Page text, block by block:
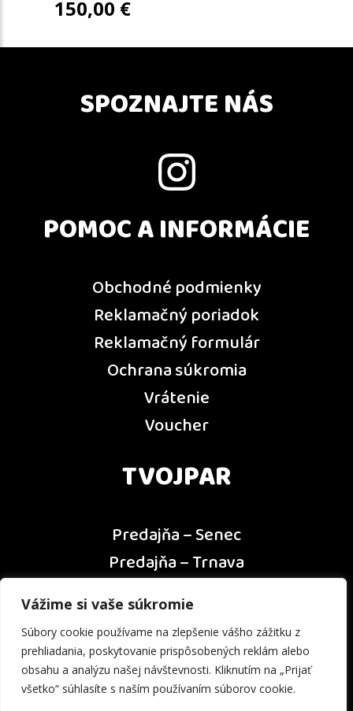
Vážime si vaše súkromie
Súbory cookie používame na zlepšenie vášho zážitku z
prehliadania, poskytovanie prispôsobených reklám alebo
obsahu a analýzu našej návštevnosti. Kliknutím na „Prijať
všetko“ súhlasíte s naším používaním súborov cookie.
150,00 €
SPOZNAJTE NÁS
POMOC A INFORMÁCIE
Obchodné podmienky
Reklamačný poriadok
Reklamačný formulár
Ochrana súkromia
Vrátenie
Voucher
TVOJPAR
Predajňa – Senec
Predajňa – Trnava
Predajňa – Dunajská Streda
Predajňa – Nitra
Kontakt